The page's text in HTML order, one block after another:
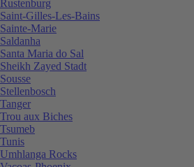
Rustenburg
Saint-Gilles-Les-Bains
Sainte-Marie
Saldanha
Santa Maria do Sal
Sheikh Zayed Stadt
Sousse
Stellenbosch
Tanger
Trou aux Biches
Tsumeb
Tunis
Umhlanga Rocks